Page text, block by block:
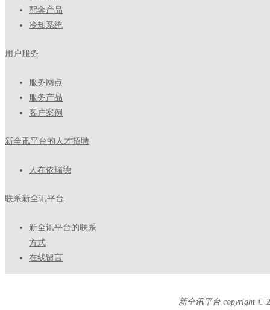
配套产品
冷却系统
用户服务
服务网点
服务产品
客户案例
新全讯平台的人才招聘
人在依瑞德
联系新全讯平台
新全讯平台的联系
方式
在线留言
新全讯平台 copyright ©